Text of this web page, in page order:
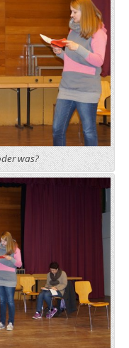
was?